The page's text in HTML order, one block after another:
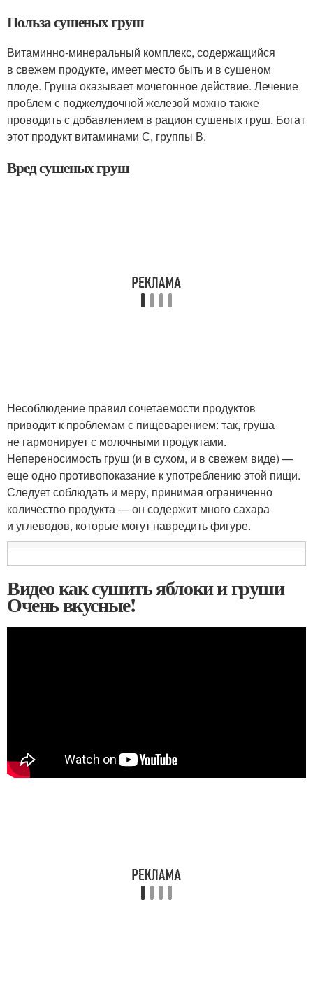
Польза сушеных груш
Витаминно-минеральный комплекс, содержащийся
в свежем продукте, имеет место быть и в сушеном
плоде. Груша оказывает мочегонное действие. Лечение
проблем с поджелудочной железой можно также
проводить с добавлением в рацион сушеных груш. Богат
этот продукт витаминами С, группы В.
Вред сушеных груш
Несоблюдение правил сочетаемости продуктов
приводит к проблемам с пищеварением: так, груша
не гармонирует с молочными продуктами.
Непереносимость груш (и в сухом, и в свежем виде) —
еще одно противопоказание к употреблению этой пищи.
Следует соблюдать и меру, принимая ограниченно
количество продукта — он содержит много сахара
и углеводов, которые могут навредить фигуре.
Видео как сушить яблоки и груши
Очень вкусные!